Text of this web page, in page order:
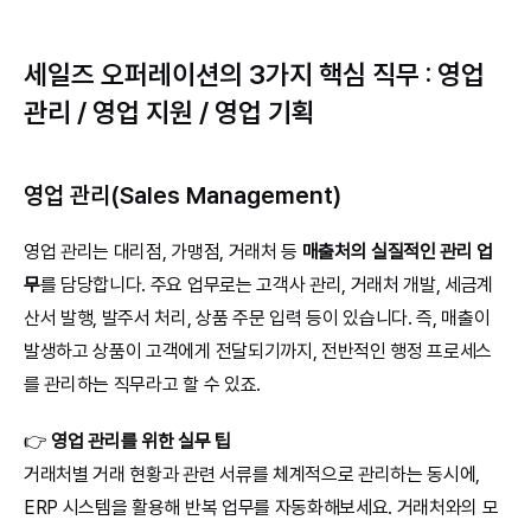
세일즈 오퍼레이션의 3가지 핵심 직무 : 영업
관리 / 영업 지원 / 영업 기획
영업 관리(Sales Management)
영업 관리는 대리점, 가맹점, 거래처 등 매출처의 실질적인 관리 업
무를 담당합니다. 주요 업무로는 고객사 관리, 거래처 개발, 세금계
산서 발행, 발주서 처리, 상품 주문 입력 등이 있습니다. 즉, 매출이
발생하고 상품이 고객에게 전달되기까지, 전반적인 행정 프로세스
를 관리하는 직무라고 할 수 있죠.
👉 영업 관리를 위한 실무 팁
거래처별 거래 현황과 관련 서류를 체계적으로 관리하는 동시에,
ERP 시스템을 활용해 반복 업무를 자동화해보세요. 거래처와의 모